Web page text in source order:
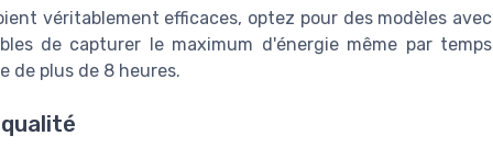
véritablement efficaces, optez pour des modèles avec
de capturer le maximum d'énergie même par temps
de plus de 8 heures.